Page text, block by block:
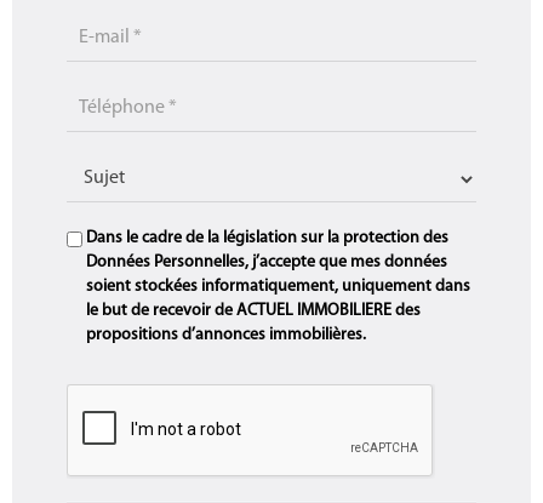
Dans le cadre de la législation sur la protection des
Données Personnelles, j’accepte que mes données
soient stockées informatiquement, uniquement dans
le but de recevoir de ACTUEL IMMOBILIERE des
propositions d’annonces immobilières.